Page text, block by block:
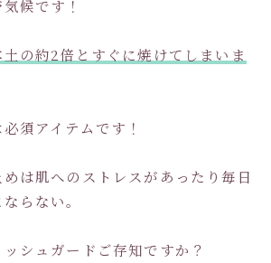
候です！
の約2倍とすぐに焼けてしまいま
須アイテムです！
は肌へのストレスがあったり毎日
らない。
シュガードご存知ですか？